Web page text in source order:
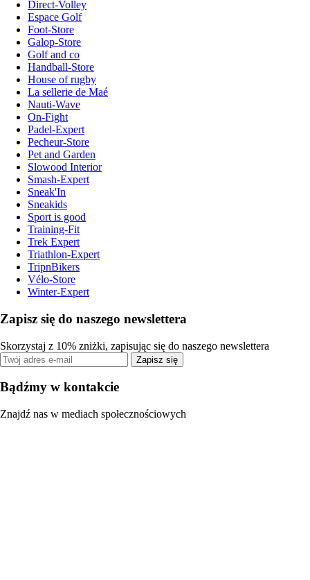
Direct-Volley
Espace Golf
Foot-Store
Galop-Store
Golf and co
Handball-Store
House of rugby
La sellerie de Maé
Nauti-Wave
On-Fight
Padel-Expert
Pecheur-Store
Pet and Garden
Slowood Interior
Smash-Expert
Sneak'In
Sneakids
Sport is good
Training-Fit
Trek Expert
Triathlon-Expert
TripnBikers
Vélo-Store
Winter-Expert
Zapisz się do naszego newslettera
Skorzystaj z 10% zniżki, zapisując się do naszego newslettera
Zapisz się
Bądźmy w kontakcie
Znajdź nas w mediach społecznościowych